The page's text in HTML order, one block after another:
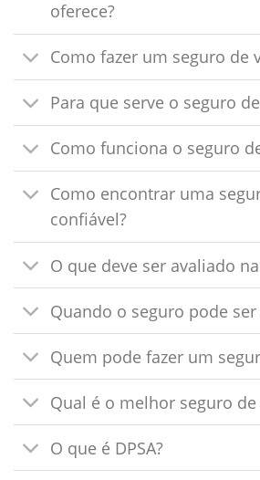
oferece?
Como fazer um seguro de
Para que serve o seguro
Como funciona o seguro
Como encontrar uma
confiável?
O que deve ser avaliado
Quando o seguro pode
Quem pode fazer um
Qual é o melhor seguro de
O que é DPSA?